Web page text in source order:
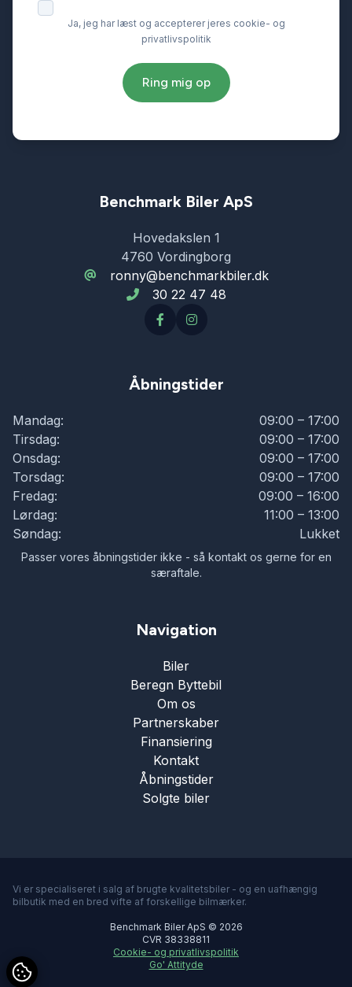
Ja, jeg har læst og accepterer jeres cookie- og
privatlivspolitik
Ring mig op
Benchmark Biler ApS
Hovedakslen 1
4760 Vordingborg
ronny@benchmarkbiler.dk
30 22 47 48
Åbningstider
Mandag:
09:00 – 17:00
Tirsdag:
09:00 – 17:00
Onsdag:
09:00 – 17:00
Torsdag:
09:00 – 17:00
Fredag:
09:00 – 16:00
Lørdag:
11:00 – 13:00
Søndag:
Lukket
Passer vores åbningstider ikke - så kontakt os gerne for en
særaftale.
Navigation
Biler
Beregn Byttebil
Om os
Partnerskaber
Finansiering
Kontakt
Åbningstider
Solgte biler
Vi er specialiseret i salg af brugte kvalitetsbiler - og en uafhængig
bilbutik med en bred vifte af forskellige bilmærker.
Benchmark Biler ApS © 2026
CVR 38338811
Cookie- og privatlivspolitik
Go' Attityde